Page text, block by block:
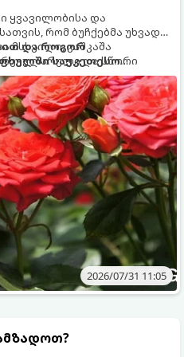
ყვავილობისა და
რომ ბუჩქებმა უხვად,
მსხვილი, კაშკაშა
რეგულარული და სწორი
პერიოდში მცენარის
მნიშვნელოვანია
ამ დროს.
და როგორ
საუკეთესო
2026/07/31 11:05